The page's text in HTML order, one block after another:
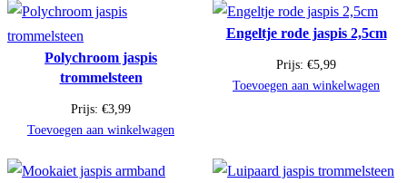
Polychroom jaspis
trommelsteen
Prijs: €3,99
Toevoegen aan winkelwagen
Engeltje rode jaspis 2,5cm
Prijs: €5,99
Toevoegen aan winkelwagen